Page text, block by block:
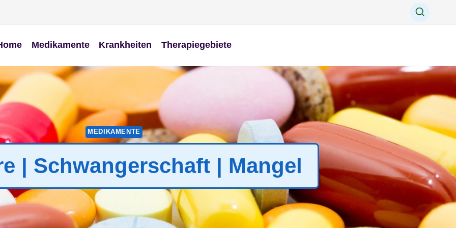
Medikamente Krankheiten Therapiegebiete
MEDIKAMENTE
| Schwangerschaft | Mangel